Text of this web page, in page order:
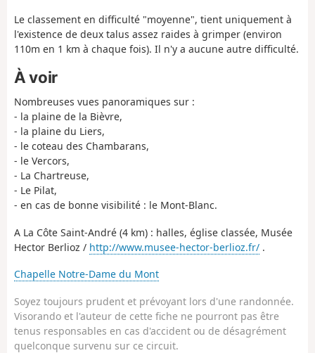
Le classement en difficulté "moyenne", tient uniquement à
l'existence de deux talus assez raides à grimper (environ
110m en 1 km à chaque fois). Il n'y a aucune autre difficulté.
À voir
Nombreuses vues panoramiques sur :
- la plaine de la Bièvre,
- la plaine du Liers,
- le coteau des Chambarans,
- le Vercors,
- La Chartreuse,
- Le Pilat,
- en cas de bonne visibilité : le Mont-Blanc.
A La Côte Saint-André (4 km) : halles, église classée, Musée
Hector Berlioz / http://www.musee-hector-berlioz.fr/ .
Chapelle Notre-Dame du Mont
Soyez toujours prudent et prévoyant lors d'une randonnée.
Visorando et l'auteur de cette fiche ne pourront pas être
tenus responsables en cas d'accident ou de désagrément
quelconque survenu sur ce circuit.